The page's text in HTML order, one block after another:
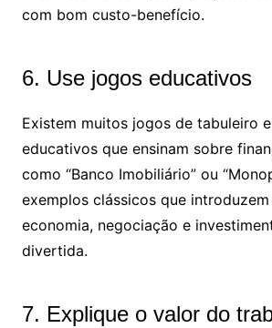
com bom custo-benefício.
6. Use jogos educativos
Existem muitos jogos de tabuleiro
educativos que ensinam sobre
como “Banco Imobiliário” ou
exemplos clássicos que
economia, negociação e
divertida.
7. Explique o valor do